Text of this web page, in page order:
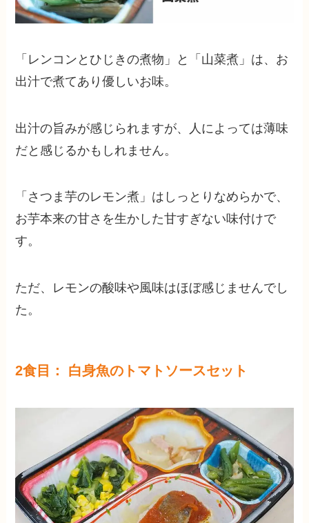
「レンコンとひじきの煮物」と「山菜煮」は、お
出汁で煮てあり優しいお味。
出汁の旨みが感じられますが、人によっては薄味
だと感じるかもしれません。
「さつま芋のレモン煮」はしっとりなめらかで、
お芋本来の甘さを生かした甘すぎない味付けで
す。
ただ、レモンの酸味や風味はほぼ感じませんでし
た。
2食目： 白身魚のトマトソースセット